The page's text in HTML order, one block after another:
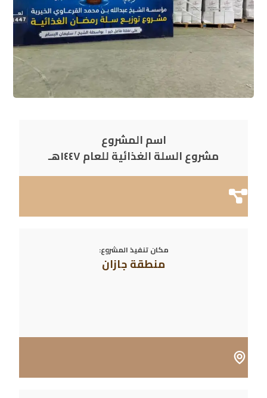
اسم المشروع
مشروع السلة الغذائية للعام ١٤٤٧هـ
مكان تنفيذ المشروع:
منطقة جازان